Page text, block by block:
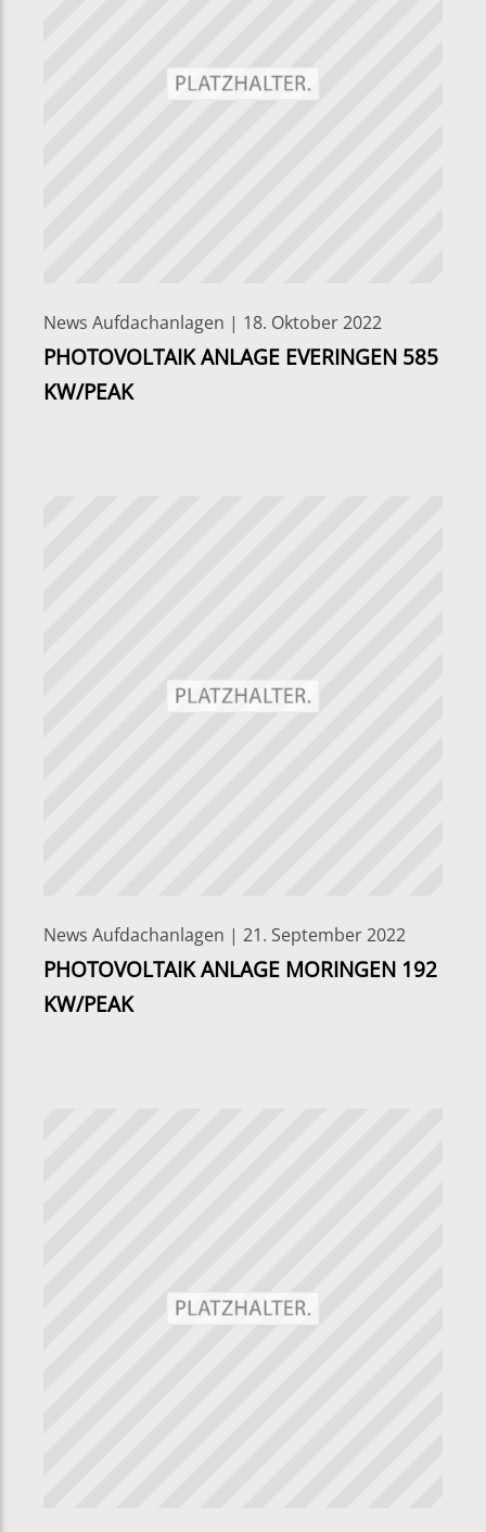
News Aufdachanlagen | 18. Oktober 2022
PHOTOVOLTAIK ANLAGE EVERINGEN 585
KW/PEAK
News Aufdachanlagen | 21. September 2022
PHOTOVOLTAIK ANLAGE MORINGEN 192
KW/PEAK